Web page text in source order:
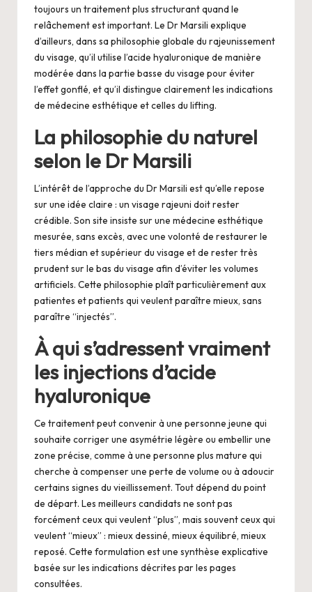
toujours un traitement plus structurant quand le
relâchement est important. Le Dr Marsili explique
d’ailleurs, dans sa philosophie globale du rajeunissement
du visage, qu’il utilise l’acide hyaluronique de manière
modérée dans la partie basse du visage pour éviter
l’effet gonflé, et qu’il distingue clairement les indications
de médecine esthétique et celles du lifting.
La philosophie du naturel
selon le Dr Marsili
L’intérêt de l’approche du Dr Marsili est qu’elle repose
sur une idée claire : un visage rajeuni doit rester
crédible. Son site insiste sur une médecine esthétique
mesurée, sans excès, avec une volonté de restaurer le
tiers médian et supérieur du visage et de rester très
prudent sur le bas du visage afin d’éviter les volumes
artificiels. Cette philosophie plaît particulièrement aux
patientes et patients qui veulent paraître mieux, sans
paraître “injectés”.
À qui s’adressent vraiment
les injections d’acide
hyaluronique
Ce traitement peut convenir à une personne jeune qui
souhaite corriger une asymétrie légère ou embellir une
zone précise, comme à une personne plus mature qui
cherche à compenser une perte de volume ou à adoucir
certains signes du vieillissement. Tout dépend du point
de départ. Les meilleurs candidats ne sont pas
forcément ceux qui veulent “plus”, mais souvent ceux qui
veulent “mieux” : mieux dessiné, mieux équilibré, mieux
reposé. Cette formulation est une synthèse explicative
basée sur les indications décrites par les pages
consultées.